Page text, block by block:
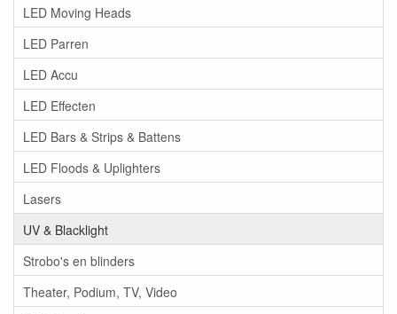
LED Moving Heads
LED Parren
LED Accu
LED Effecten
LED Bars & Strips & Battens
LED Floods & Uplighters
Lasers
UV & Blacklight
Strobo's en blinders
Theater, Podium, TV, Video